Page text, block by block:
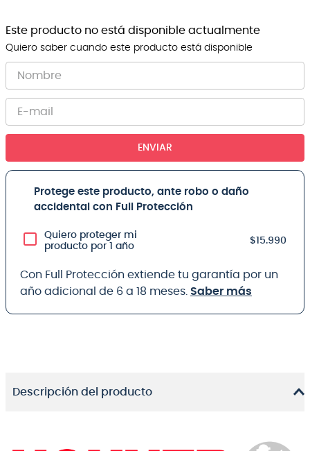
Este producto no está disponible actualmente
Quiero saber cuando este producto está disponible
ENVIAR
Protege este producto, ante robo o daño
accidental con Full Protección
Quiero proteger mi
producto por 1 año
$15.990
Con Full Protección extiende tu garantía por un
año adicional de 6 a 18 meses. Saber más
Descripción del producto